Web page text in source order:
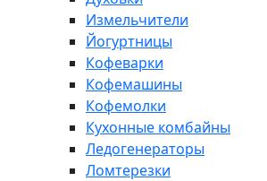
Измельчители
Йогуртницы
Кофеварки
Кофемашины
Кофемолки
Кухонные комбайны
Ледогенераторы
Ломтерезки